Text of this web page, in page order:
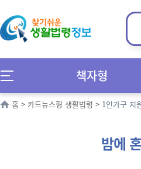
책자형
홈 > 카드뉴스형 생활법령 > 1인가구 지
밤에